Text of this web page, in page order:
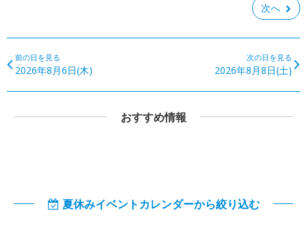
次へ
前の日を見る
2026年8月6日(木)
次の日を見る
2026年8月8日(土)
おすすめ情報
夏休みイベントカレンダーから絞り込む